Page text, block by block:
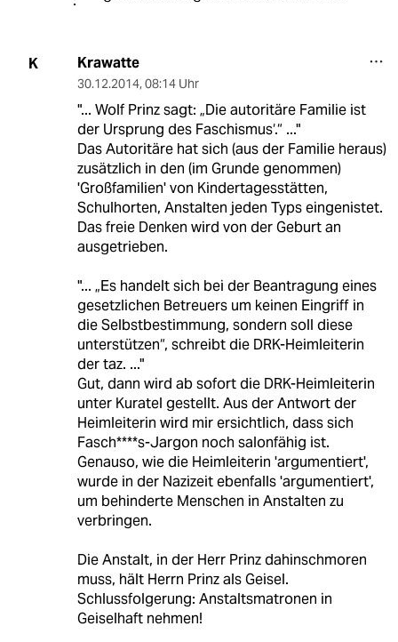
K Krawatte
30.12.2014, 08:14 Uhr
"... Wolf Prinz sagt: „Die autoritäre Familie ist
der Ursprung des Faschismus‘.“ ..."
Das Autoritäre hat sich (aus der Familie heraus)
zusätzlich in den (im Grunde genommen)
'Großfamilien' von Kindertagesstätten,
Schulhorten, Anstalten jeden Typs eingenistet.
Das freie Denken wird von der Geburt an
ausgetrieben.
"... „Es handelt sich bei der Beantragung eines
gesetzlichen Betreuers um keinen Eingriff in
die Selbstbestimmung, sondern soll diese
unterstützen“, schreibt die DRK-Heimleiterin
der taz. ..."
Gut, dann wird ab sofort die DRK-Heimleiterin
unter Kuratel gestellt. Aus der Antwort der
Heimleiterin wird mir ersichtlich, dass sich
Fasch****s-Jargon noch salonfähig ist.
Genauso, wie die Heimleiterin 'argumentiert',
wurde in der Nazizeit ebenfalls 'argumentiert',
um behinderte Menschen in Anstalten zu
verbringen.
Die Anstalt, in der Herr Prinz dahinschmoren
muss, hält Herrn Prinz als Geisel.
Schlussfolgerung: Anstaltsmatronen in
Geiselhaft nehmen!